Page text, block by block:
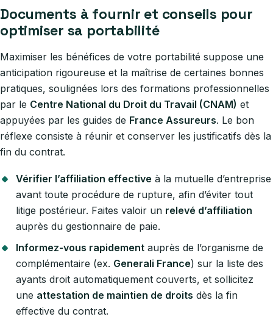
Documents à fournir et conseils pour
optimiser sa portabilité
Maximiser les bénéfices de votre portabilité suppose une
anticipation rigoureuse et la maîtrise de certaines bonnes
pratiques, soulignées lors des formations professionnelles
par le Centre National du Droit du Travail (CNAM) et
appuyées par les guides de France Assureurs. Le bon
réflexe consiste à réunir et conserver les justificatifs dès la
fin du contrat.
Vérifier l’affiliation effective à la mutuelle d’entreprise
avant toute procédure de rupture, afin d’éviter tout
litige postérieur. Faites valoir un relevé d’affiliation
auprès du gestionnaire de paie.
Informez-vous rapidement auprès de l’organisme de
complémentaire (ex. Generali France) sur la liste des
ayants droit automatiquement couverts, et sollicitez
une attestation de maintien de droits dès la fin
effective du contrat.